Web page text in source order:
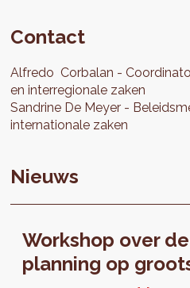
Contact
Alfredo Corbalan
en interregionale zaken
Sandrine De Meyer
internationale zaken
Nieuws
Workshop over
planning op